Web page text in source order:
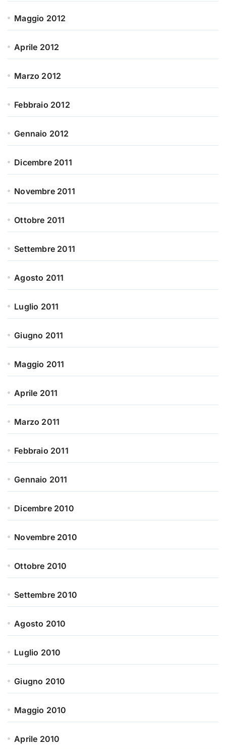
Maggio 2012
Aprile 2012
Marzo 2012
Febbraio 2012
Gennaio 2012
Dicembre 2011
Novembre 2011
Ottobre 2011
Settembre 2011
Agosto 2011
Luglio 2011
Giugno 2011
Maggio 2011
Aprile 2011
Marzo 2011
Febbraio 2011
Gennaio 2011
Dicembre 2010
Novembre 2010
Ottobre 2010
Settembre 2010
Agosto 2010
Luglio 2010
Giugno 2010
Maggio 2010
Aprile 2010